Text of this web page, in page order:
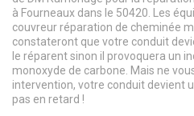
à Fourneaux dans le 50420. Les
couvreur réparation de cheminée
constateront que votre conduit
le réparent sinon il provoquera un
monoxyde de carbone. Mais ne
intervention, votre conduit devient
pas en retard !